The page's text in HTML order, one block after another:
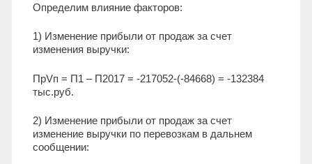
Определим влияние факторов:
1) Изменение прибыли от продаж за счет
изменения выручки:
ПрVп = П1 – П2017 = -217052-(-84668) = -132384
тыс.руб.
2) Изменение прибыли от продаж за счет
изменение выручки по перевозкам в дальнем
сообщении: